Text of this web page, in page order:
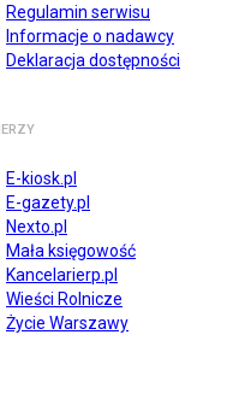
Regulamin serwisu
Informacje o nadawcy
Deklaracja dostępności
E-kiosk.pl
E-gazety.pl
Nexto.pl
Mała księgowość
Kancelarierp.pl
Wieści Rolnicze
Życie Warszawy